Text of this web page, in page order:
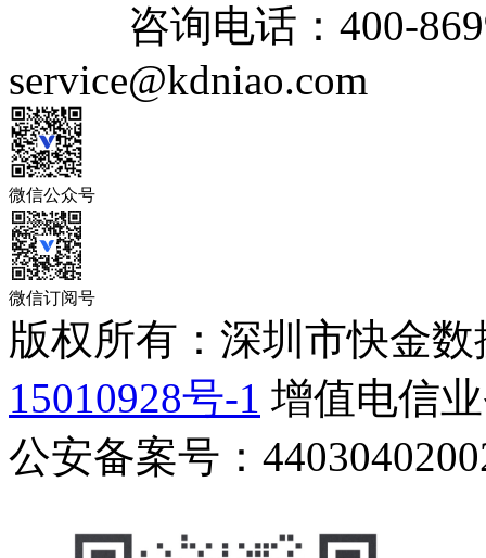
咨询电话： 400-
service@kdniao.com
微信公众号
微信订阅号
版权所有：深圳市快金
15010928号-1 增值电信
公安备案号：